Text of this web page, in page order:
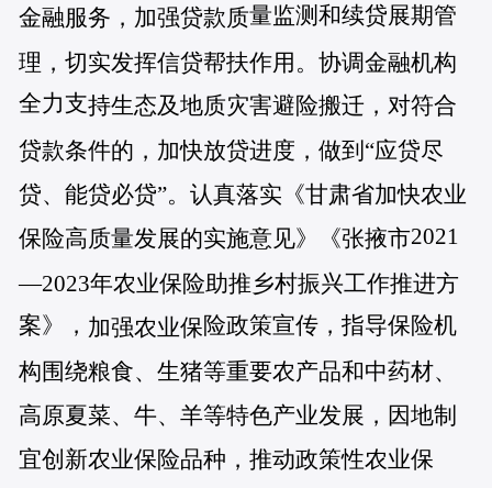
金融服务，加强贷款质量监测和续贷展期管
理，切实发挥信贷帮扶作用。协调金融机构
全力支持生态及地质灾害避险搬迁，对符合
贷款条件的，加快放贷进度，做到“应贷尽
贷、能贷必贷”。认真落实《甘肃省加快农业
保险高质量发展的实施意见》《张掖市2021
—2023年农业保险助推乡村振兴工作推进方
案》， 加强农业保险政策宣传，指导保险机
构围绕粮食、生猪等重要农产品和中药材、
高原夏菜、牛、羊等特色产业发展，因地制
宜创新农业保险品种，推动政策性农业保